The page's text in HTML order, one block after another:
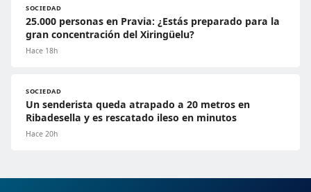
SOCIEDAD
25.000 personas en Pravia: ¿Estás preparado para la
gran concentración del Xiringüelu?
Hace 18h
SOCIEDAD
Un senderista queda atrapado a 20 metros en
Ribadesella y es rescatado ileso en minutos
Hace 20h